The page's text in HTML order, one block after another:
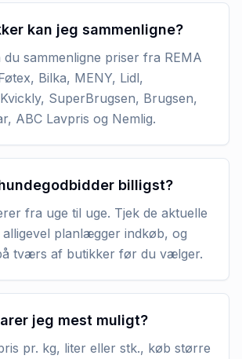
kan jeg sammenligne?
du sammenligne priser fra REMA
Bilka, MENY, Lidl,
SuperBrugsen, Brugsen,
ABC Lavpris og Nemlig.
billigst?
fra uge til uge. Tjek de aktuelle
planlægger indkøb, og
tværs af butikker før du vælger.
jeg mest muligt?
pr. kg, liter eller stk., køb større